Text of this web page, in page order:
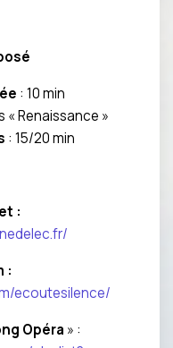
: 10 min
« Renaissance »
: 15/20 min
:
:
ecoutesilence/
Opéra » :